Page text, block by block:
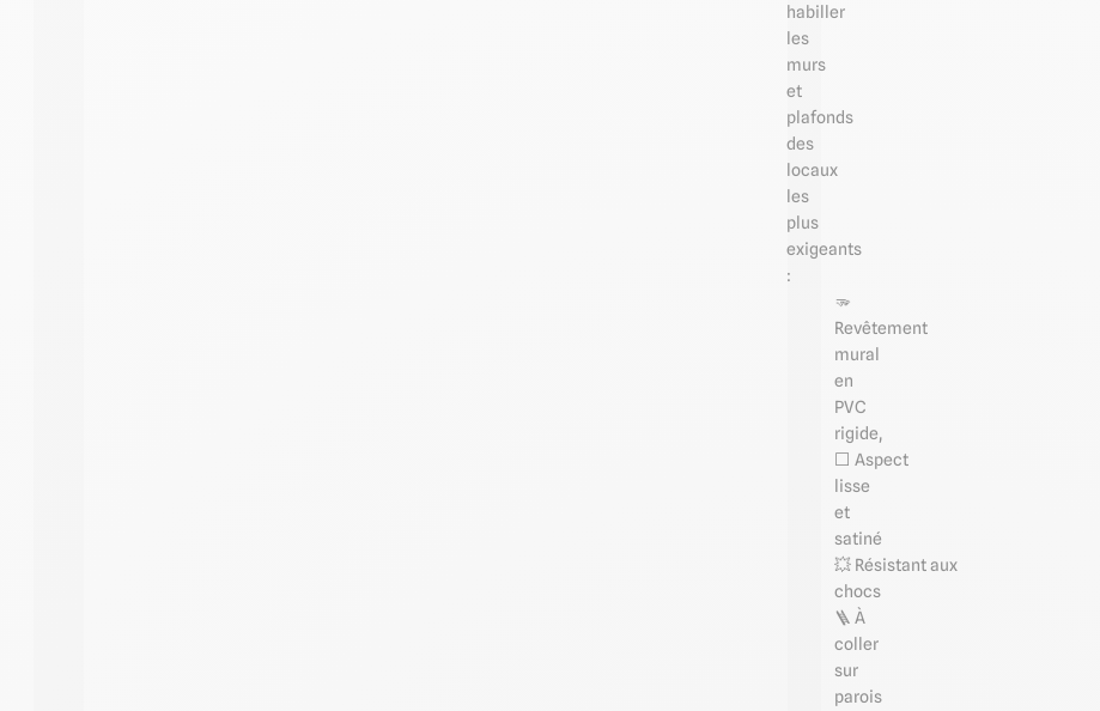
habiller
les
murs
et
plafonds
des
locaux
les
plus
exigeants
:
🫳
Revêtement
mural
en
PVC
rigide,
⬜️ Aspect
lisse
et
satiné
💥 Résistant aux
chocs
🪜 À
coller
sur
parois